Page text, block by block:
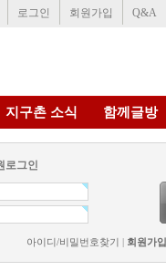
로그인 회원가입 Q&A
지구촌 소식 함께글방
로그인
아이디/비밀번호찾기 회원가입